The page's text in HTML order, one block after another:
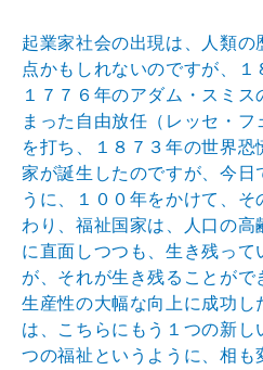
起業家社会の出現は、人類の
点かもしれないのですが、１
１７７６年のアダム・スミ
まった自由放任（レッセ・
を打ち、１８７３年の世界恐
家が誕生したのですが、今日
うに、１００年をかけて、
わり、福祉国家は、人口の高
に直面しつつも、生き残って
が、それが生き残ることが
生産性の大幅な向上に成功
は、こちらにもう１つの新し
つの福祉というように、相も